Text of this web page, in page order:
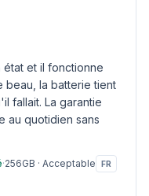
et il fonctionne
beau, la batterie tient
fallait. La garantie
au quotidien sans
·256GB · Acceptable FR